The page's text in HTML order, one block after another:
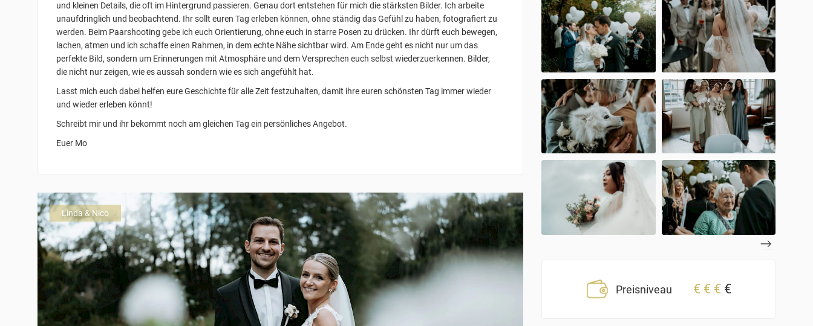
und kleinen Details, die oft im Hintergrund passieren. Genau dort entstehen für mich die stärksten Bilder. Ich arbeite
unaufdringlich und beobachtend. Ihr sollt euren Tag erleben können, ohne ständig das Gefühl zu haben, fotografiert zu
werden. Beim Paarshooting gebe ich euch Orientierung, ohne euch in starre Posen zu drücken. Ihr dürft euch bewegen,
lachen, atmen und ich schaffe einen Rahmen, in dem echte Nähe sichtbar wird. Am Ende geht es nicht nur um das
perfekte Bild, sondern um Erinnerungen mit Atmosphäre und dem Versprechen euch selbst wiederzuerkennen. Bilder,
die nicht nur zeigen, wie es aussah sondern wie es sich angefühlt hat.
Lasst mich euch dabei helfen eure Geschichte für alle Zeit festzuhalten, damit ihre euren schönsten Tag immer wieder
und wieder erleben könnt!
Schreibt mir und ihr bekommt noch am gleichen Tag ein persönliches Angebot.
Euer Mo
Linda & Nico
Preisniveau € € € €